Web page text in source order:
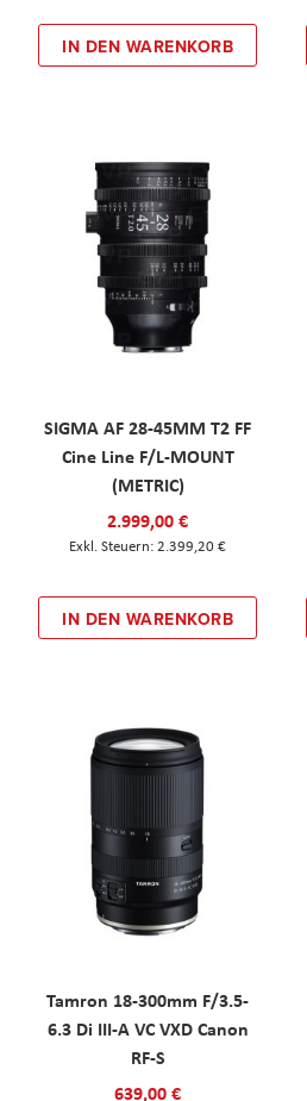
IN DEN WARENKORB
SIGMA AF 28-45MM T2 FF
Cine Line F/L-MOUNT
(METRIC)
2.999,00 €
2.399,20 €
IN DEN WARENKORB
Tamron 18-300mm F/3.5-
6.3 Di III-A VC VXD Canon
RF-S
639,00 €